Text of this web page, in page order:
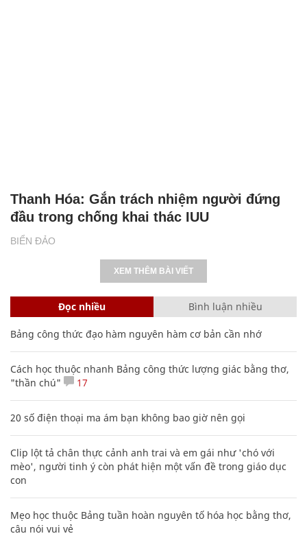
BIỂN ĐẢO
Thanh Hóa: Gắn trách nhiệm người đứng
đầu trong chống khai thác IUU
XEM THÊM BÀI VIẾT
Đọc nhiều Bình luận nhiều
Bảng công thức đạo hàm nguyên hàm cơ bản cần nhớ
Cách học thuộc nhanh Bảng công thức lượng giác bằng thơ,
"thần chú"
17
20 số điện thoại ma ám bạn không bao giờ nên gọi
Clip lột tả chân thực cảnh anh trai và em gái như 'chó với
mèo', người tinh ý còn phát hiện một vấn đề trong giáo dục
con
Mẹo học thuộc Bảng tuần hoàn nguyên tố hóa học bằng thơ,
câu nói vui vẻ